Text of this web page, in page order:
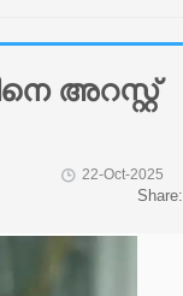
അറസ്റ്റ്
22-Oct-2025
Share: